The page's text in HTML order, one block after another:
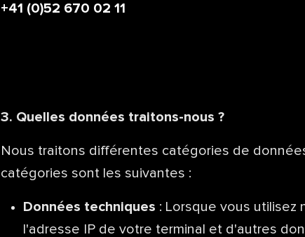
+41 (0)52 670 02 11
3. Quelles données traitons-nous ?
Nous traitons différentes catégories de
catégories sont les suivantes :
Données techniques : Lorsque vous utilisez
l'adresse IP de votre terminal et d'autres